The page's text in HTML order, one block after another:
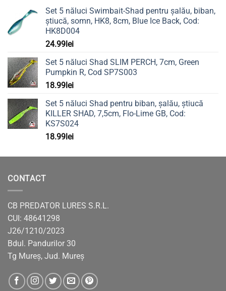
Set 5 năluci Swimbait-Shad pentru șalău, biban,
știucă, somn, HK8, 8cm, Blue Ice Back, Cod:
HK8D004
24.99lei
Set 5 năluci Shad SLIM PERCH, 7cm, Green
Pumpkin R, Cod SP7S003
18.99lei
Set 5 năluci Shad pentru biban, șalău, știucă
KILLER SHAD, 7,5cm, Flo-Lime GB, Cod:
KS7S024
18.99lei
CONTACT
CB PREDATOR LURES S.R.L.
CUI: 48641298
J26/1210/2023
Bdul. Pandurilor 30
Tg Mureș, Jud. Mureș